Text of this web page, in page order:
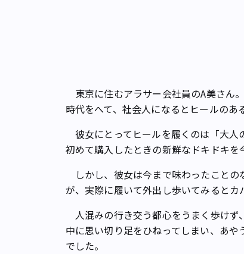
東京に住むアラサー会社員のA美さん
時代をへて、社会人になるとヒールのあ
彼女にとってヒールを履くのは「大人
初めて購入したときの新鮮なドキドキを
しかし、彼女は今まで味わったことの
が、実際に履いて外出し歩いてみるとカ
人混みの行き交う都心をうまく歩けず
中に思い切り足をひねってしまい、あ
でした。